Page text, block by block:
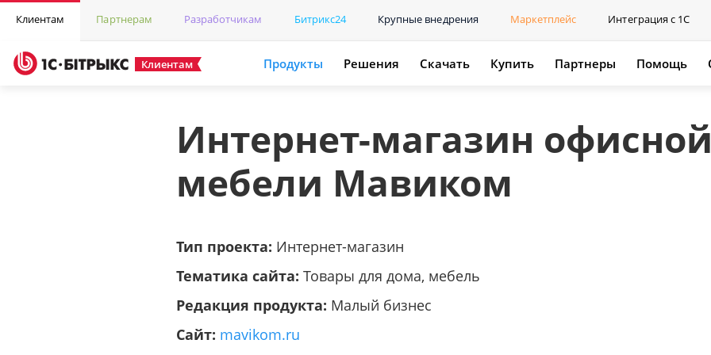
Клиентам Партнерам Разработчикам Битрикс24 Крупные внедрения Маркетплейс Интеграция с 1С
Клиентам Продукты Решения Скачать Купить Партнеры Помощь
Интернет-магазин офисной
мебели Мавиком
Тип проекта: Интернет-магазин
Тематика сайта: Товары для дома, мебель
Редакция продукта: Малый бизнес
Сайт: mavikom.ru